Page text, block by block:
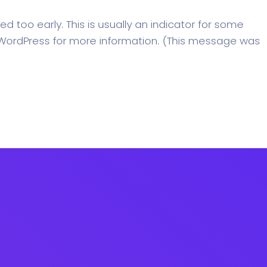
too early. This is usually an indicator for some
for more information. (This message was